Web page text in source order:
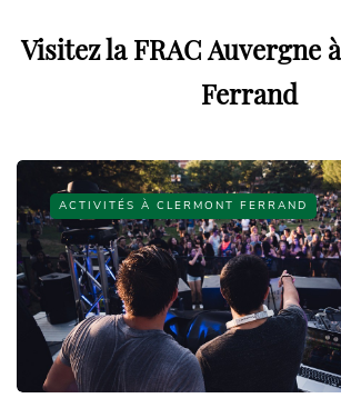
Visitez la FRAC Auvergne
Ferrand
ACTIVITÉS À CLERMONT FERRAND